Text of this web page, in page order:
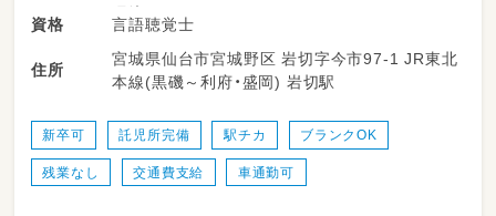
環境です！
＜一日の流れ＞
◎平日の放課後利用
14：30～送迎出発で各学校お迎え
15：30～支援時間
17：00～ご自宅まで送迎
資格 言語聴覚士
住所
宮城県仙台市宮城野区 岩切字今市97-1 JR東北
本線(黒磯～利府・盛岡) 岩切駅
新卒可 託児所完備 駅チカ ブランクOK
残業なし 交通費支給 車通勤可